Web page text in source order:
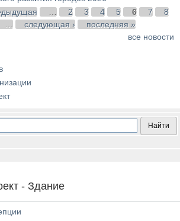
2 3 4 5 6 7
8
следующая ›
последняя »
все новости
- Здание